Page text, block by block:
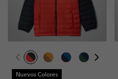
Nuevos Colores